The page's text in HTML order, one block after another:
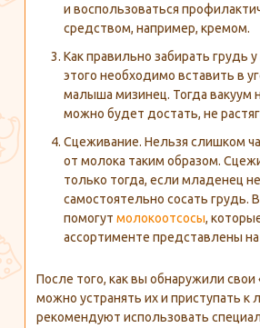
и воспользоваться
средством, например, кремом.
Как правильно забирать грудь
этого необходимо вставить в
малыша мизинец. Тогда вакуум
можно будет достать, не
Сцеживание. Нельзя слишком
от молока таким образом.
только тогда, если младенец
самостоятельно сосать грудь.
помогут молокоотсосы,
ассортименте представлены
После того, как вы обнаружили свои
можно устранять их и приступать к
рекомендуют использовать